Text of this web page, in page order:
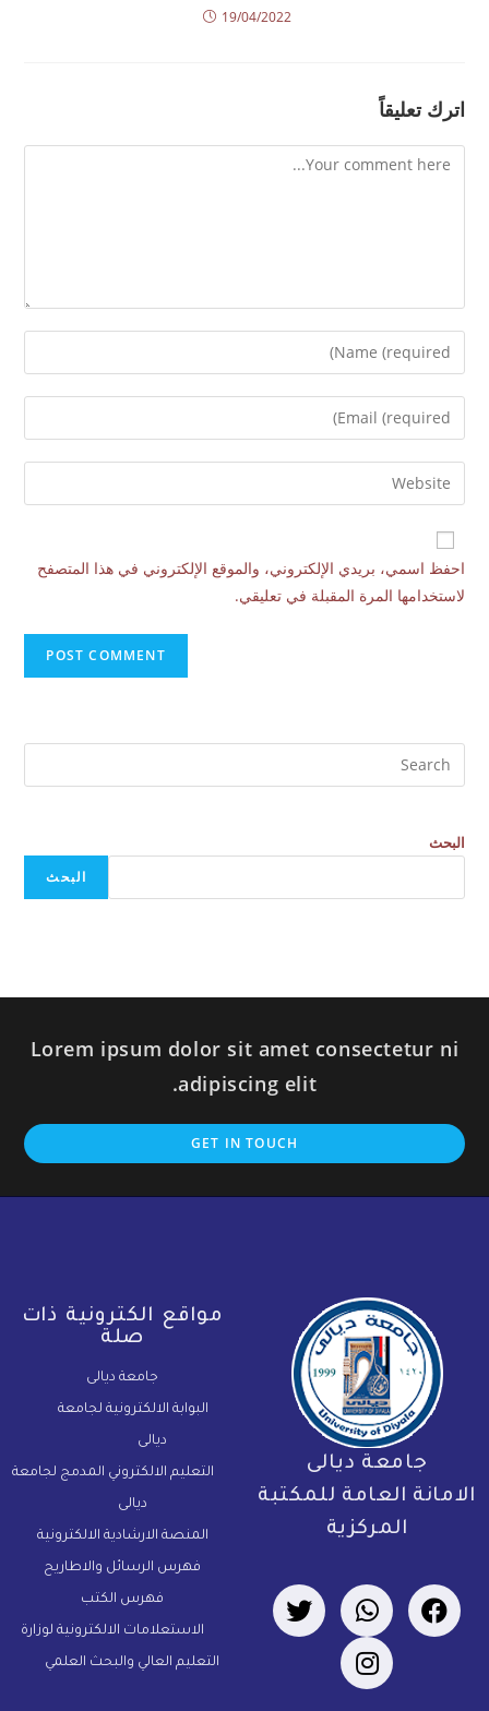
19/04/2022
اترك تعليقاً
احفظ اسمي، بريدي الإلكتروني، والموقع الإلكتروني في هذا المتصفح
لاستخدامها المرة المقبلة في تعليقي.
البحث
البحث
Lorem ipsum dolor sit amet consectetur ni
adipiscing elit.
GET IN TOUCH
جامعة ديالى
العامة للمكتبة
المركزية
مواقع الكترونية ذات
صلة
جامعة ديالى
البوابة الالكترونية لجامعة
ديالى
التعليم الالكتروني المدمج لجامعة
ديالى
المنصة الارشادية الالكترونية
فهرس الرسائل والاطاريح
فهرس الكتب
الاستعلامات الالكترونية لوزارة
التعليم العالي والبحث العلمي